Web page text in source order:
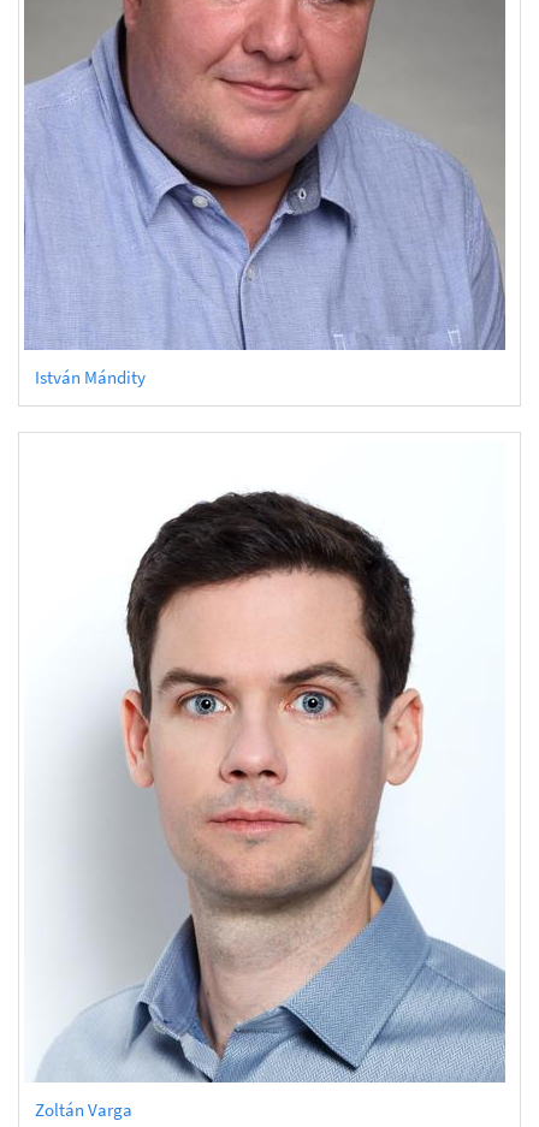
István Mándity
Zoltán Varga